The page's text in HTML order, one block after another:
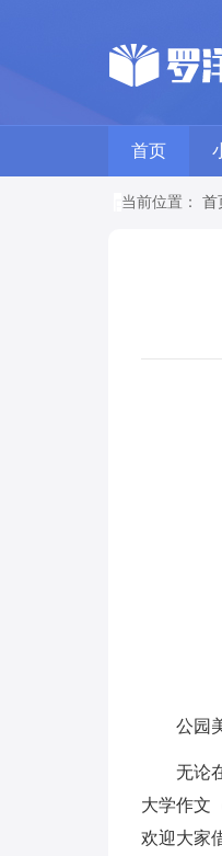
首页
当前位置： 首
公园
无论
大学作文
欢迎大家